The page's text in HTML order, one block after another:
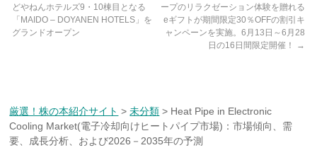
どやねんホテルズ9・10棟目となる
「MAIDO – DOYANEN HOTELS」を
グランドオープン
ープのリラクゼーション体験を贈れる
eギフトが期間限定30％OFFの割引キ
ャンペーンを実施。6月13日～6月28
日の16日間限定開催！
→
厳選！株の本紹介サイト >未分類 > Heat Pipe in Electronic
Cooling Market(電子冷却向けヒートパイプ市場)：市場傾向、需
要、成長分析、および2026－2035年の予測